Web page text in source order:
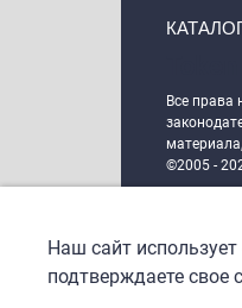
Все права
©2005 -
Наш сайт
подтверждаете свое